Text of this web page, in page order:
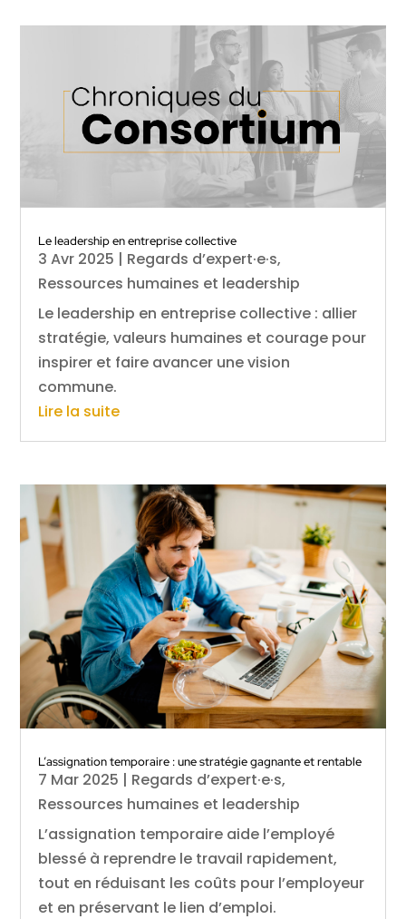
Le leadership en entreprise collective
3 Avr 2025 | Regards d’expert·e·s,
Ressources humaines et leadership
Le leadership en entreprise collective : allier
stratégie, valeurs humaines et courage pour
inspirer et faire avancer une vision
commune.
Lire la suite
L’assignation temporaire : une stratégie gagnante et rentable
7 Mar 2025 | Regards d’expert·e·s,
Ressources humaines et leadership
L’assignation temporaire aide l’employé
blessé à reprendre le travail rapidement,
tout en réduisant les coûts pour l’employeur
et en préservant le lien d’emploi.